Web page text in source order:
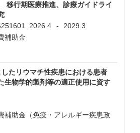
移行期医療推進、診療ガイドライ
2026.4 -
2029.3
補助金
たリウマチ性疾患における患者
生物学的製剤等の適正使用に資す
補助金（免疫・アレルギー疾患政